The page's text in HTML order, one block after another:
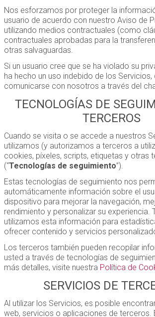
Nos esforzamos por proteger la
usuario de acuerdo con nuestro Aviso de
utilizando medios contractuales (como
contractuales aprobadas para la
otras salvaguardas.
Si un usuario cree que se ha violado su
ha hecho un uso indebido de los Servicios,
comunicarse con nosotros a través del
TECNOLOGÍAS DE
TERCEROS
Cuando se visita o se accede a nuestros
utilizamos (y autorizamos a terceros a
cookies, píxeles, scripts, etiquetas y otras
(“Tecnologías de seguimiento”).
Estas tecnologías de seguimiento nos
automáticamente información sobre el
dispositivo para mejorar la navegación,
rendimiento y personalizar su experiencia.
utilizamos esta información para
ofrecer contenido y servicios
Los terceros también pueden recopilar
usted a través de tecnologías de
más detalles, visite nuestra Política de
SERVICIOS DE
Al utilizar los Servicios, es posible
web, servicios o aplicaciones de terceros.